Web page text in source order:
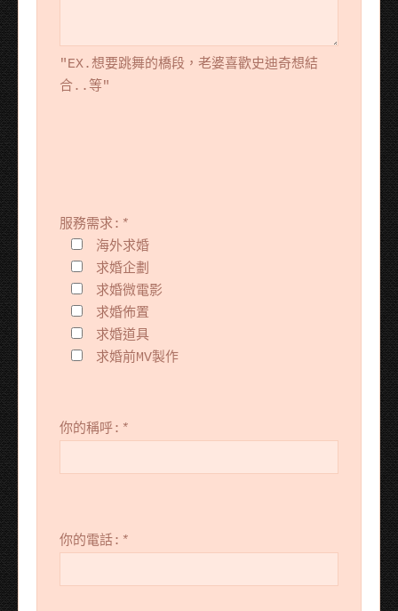
"EX.想要跳舞的橋段，老婆喜歡史迪奇想結
合..等"
服務需求: *
海外求婚
求婚企劃
求婚微電影
求婚佈置
求婚道具
求婚前MV製作
你的稱呼: *
你的電話: *